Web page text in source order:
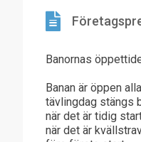
Banornas
Banan är öppen
tävlingdag stängs
när det är tidig
när det är